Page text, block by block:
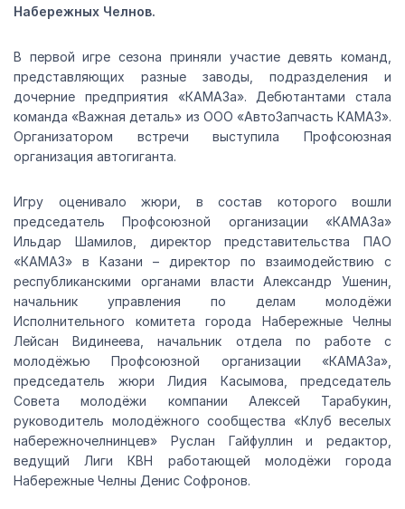
Набережных Челнов.
В первой игре сезона приняли участие девять команд,
представляющих разные заводы, подразделения и
дочерние предприятия «КАМАЗа». Дебютантами стала
команда «Важная деталь» из ООО «АвтоЗапчасть КАМАЗ».
Организатором встречи выступила Профсоюзная
организация автогиганта.
Игру оценивало жюри, в состав которого вошли
председатель Профсоюзной организации «КАМАЗа»
Ильдар Шамилов, директор представительства ПАО
«КАМАЗ» в Казани – директор по взаимодействию с
республиканскими органами власти Александр Ушенин,
начальник управления по делам молодёжи
Исполнительного комитета города Набережные Челны
Лейсан Видинеева, начальник отдела по работе с
молодёжью Профсоюзной организации «КАМАЗа»,
председатель жюри Лидия Касымова, председатель
Совета молодёжи компании Алексей Тарабукин,
руководитель молодёжного сообщества «Клуб веселых
набережночелнинцев» Руслан Гайфуллин и редактор,
ведущий Лиги КВН работающей молодёжи города
Набережные Челны Денис Софронов.